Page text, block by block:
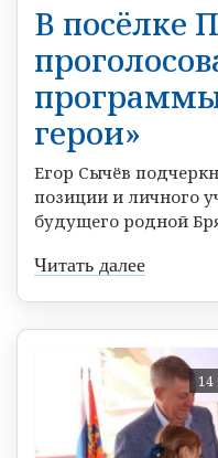
В посёлке
герои»
Егор Сычёв
позиции и личного
будущего родной
Читать далее